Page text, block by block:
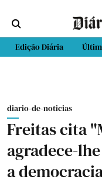
Edição Diária
diario-de-noticias
Freitas cita
agradece-
a